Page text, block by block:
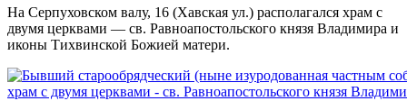
На Серпуховском валу, 16 (Хавская ул.) располагался храм с
двумя церквами — св. Равноапостольского князя Владимира и
иконы Тихвинской Божией матери.